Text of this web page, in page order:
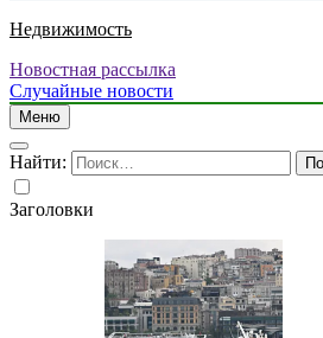
Недвижимость
Новостная рассылка
Случайные новости
Меню
Найти:
Заголовки